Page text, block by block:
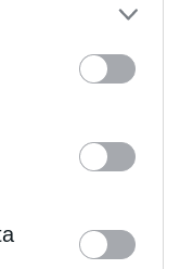
disclose it to
τῆς